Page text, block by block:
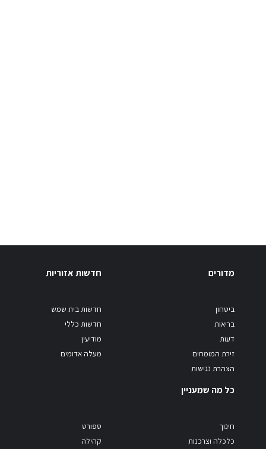
מדורים
ביטחון
בריאות
דעות
זירת המומחים
הצהרת נגישות
חדשות אזוריות
חדשות בית שמש
חדשות כללי
מודיעין
מעלה אדומים
כל מה שמעניין
חינוך
כלכלה וצרכנות
ספורט
קהילה